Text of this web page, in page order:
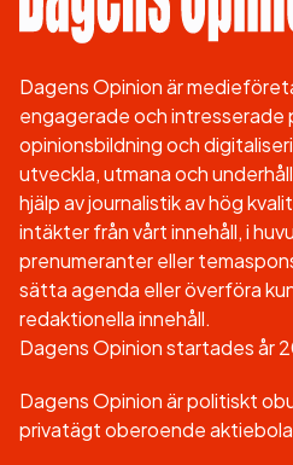
Dagens Opinion är
engagerade och intresserade
opinionsbildning och
utveckla, utmana och
hjälp av journalistik av hög
intäkter från vårt innehåll, i
prenumeranter eller
sätta agenda eller överföra
redaktionella innehåll.
Dagens Opinion startades år
Dagens Opinion är politiskt
privatägt oberoende